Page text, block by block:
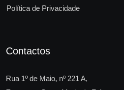
Política de Privacidade
Contactos
Rua 1º de Maio, nº 221 A,